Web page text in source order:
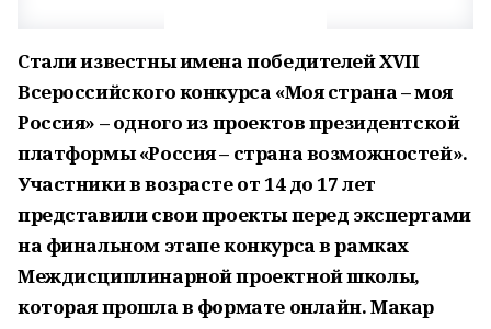
Стали известны имена победителей XVII
Всероссийского конкурса «Моя страна – моя
Россия» – одного из проектов президентской
платформы «Россия – страна возможностей».
Участники в возрасте от 14 до 17 лет
представили свои проекты перед экспертами
на финальном этапе конкурса в рамках
Междисциплинарной проектной школы,
которая прошла в формате онлайн. Макар